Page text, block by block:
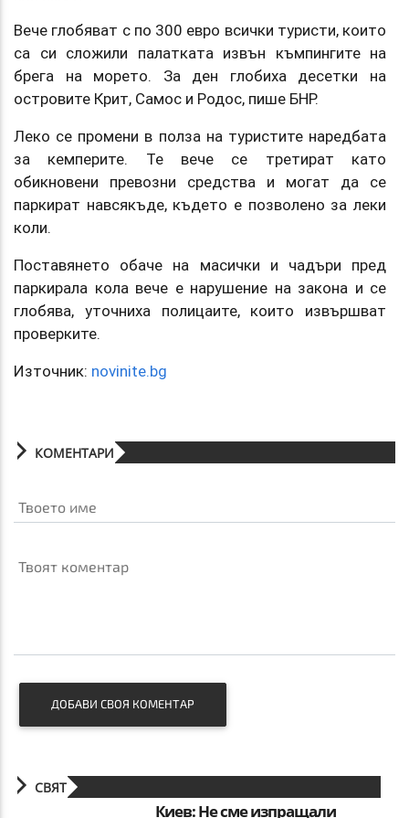
Вече глобяват с по 300 евро всички туристи, които
са си сложили палатката извън къмпингите на
брега на морето. За ден глобиха десетки на
островите Крит, Самос и Родос, пише БНР.
Леко се промени в полза на туристите наредбата
за кемперите. Те вече се третират като
обикновени превозни средства и могат да се
паркират навсякъде, където е позволено за леки
коли.
Поставянето обаче на масички и чадъри пред
паркирала кола вече е нарушение на закона и се
глобява, уточниха полицаите, които извършват
проверките.
Източник: novinite.bg
КОМЕНТАРИ
Твоето име
Твоят коментар
ДОБАВИ СВОЯ КОМЕНТАР
СВЯТ
Киев: Не сме изпращали